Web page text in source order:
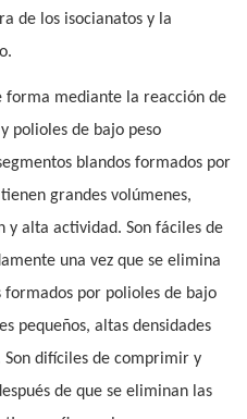
de los isocianatos y la
forma mediante la reacción de
polioles de bajo peso
blandos formados por
grandes volúmenes,
y alta actividad. Son fáciles de
una vez que se elimina
formados por polioles de bajo
pequeños, altas densidades
difíciles de comprimir y
de que se eliminan las